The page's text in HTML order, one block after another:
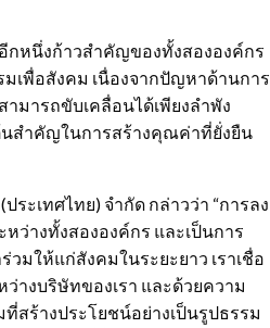
กหนึ่งก้าวสำคัญของทั้งสององค์กร
เพื่อสังคม เนื่องจากปัญหาด้านการ
มารถขับเคลื่อนได้เพียงลำพัง
นสำคัญในการสร้างคุณค่าที่ยั่งยืน
ะเทศไทย) จำกัด กล่าวว่า “การลง
ว่างทั้งสององค์กร และเป็นการ
มให้แก่สังคมในระยะยาว เราเชื่อ
งบริษัทของเรา และด้วยความ
สร้างประโยชน์อย่างเป็นรูปธรรม